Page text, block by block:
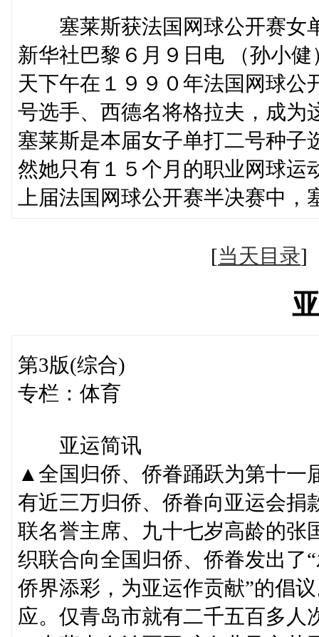
塞莱斯获法国网球公开赛女
新华社巴黎６月９日电 （孙小
天下午在１９９０年法国网球公
号选手、西德名将格拉夫，成为
塞莱斯是本届女子单打二号种子
然她只有１５个月的职业网球运
上届法国网球公开赛半决赛中
[当天目录
第3版(综合)
专栏：体育
亚运简讯
▲全国归侨、侨眷踊跃为第十一
有近三万归侨、侨眷向亚运会捐
联名誉主席、九十七岁高龄的张
织联合向全国归侨、侨眷发出了
侨界添彩，为亚运作贡献”的倡
应。仅青岛市就有二千五百多人